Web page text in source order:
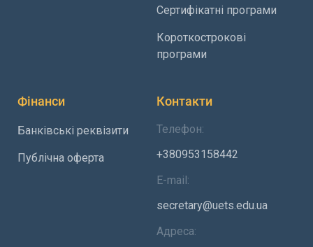
Сертифікатні програми
Короткострокові
програми
Фінанси
Банківські реквізити
Публічна оферта
Контакти
Телефон:
+380953158442
E-mail:
secretary@uets.edu.ua
Адреса: